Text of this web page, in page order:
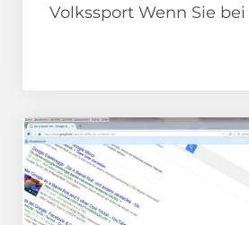
Volkssport Wenn Sie bei